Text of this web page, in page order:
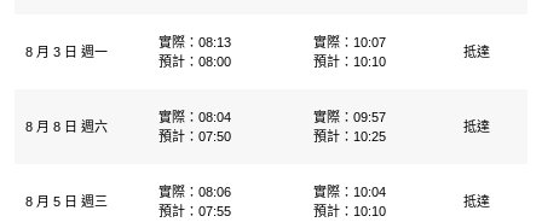
8 月 3 日 週一
實際：08:13
預計：08:00
實際：10:07
預計：10:10
抵達
8 月 8 日 週六
實際：08:04
預計：07:50
實際：09:57
預計：10:25
抵達
8 月 5 日 週三
實際：08:06
預計：07:55
實際：10:04
預計：10:10
抵達